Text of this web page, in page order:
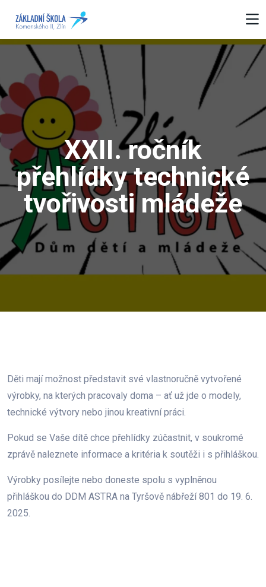
XXII. ročník
přehlídky technické
tvořivosti mládeže
Děti mají možnost představit své vlastnoručně vytvořené
výrobky, na kterých pracovaly doma – ať už jde o modely,
technické výtvory nebo jinou kreativní práci.
Pokud se Vaše dítě chce přehlídky zúčastnit, v soukromé
zprávě naleznete informace a kritéria k soutěži i s přihláškou.
Výrobky posílejte nebo doneste spolu s vyplněnou
přihláškou do DDM ASTRA na Tyršově nábřeží 801 do 19. 6.
2025.